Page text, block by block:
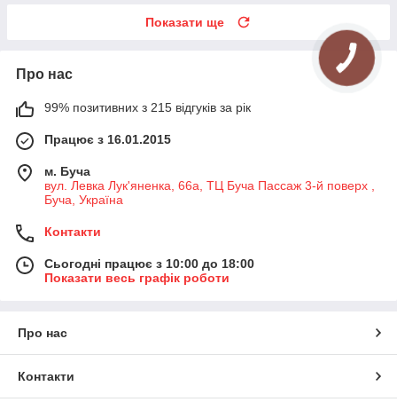
Показати ще
Про нас
99% позитивних з 215 відгуків за рік
Працює з 16.01.2015
м. Буча
вул. Левка Лук'яненка, 66а, ТЦ Буча Пассаж 3-й поверх ,
Буча, Україна
Контакти
Сьогодні працює з 10:00 до 18:00
Показати весь графік роботи
Про нас
Контакти